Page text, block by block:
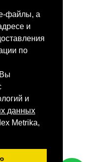
файлы, а
и
по
и
данных
Metrika,